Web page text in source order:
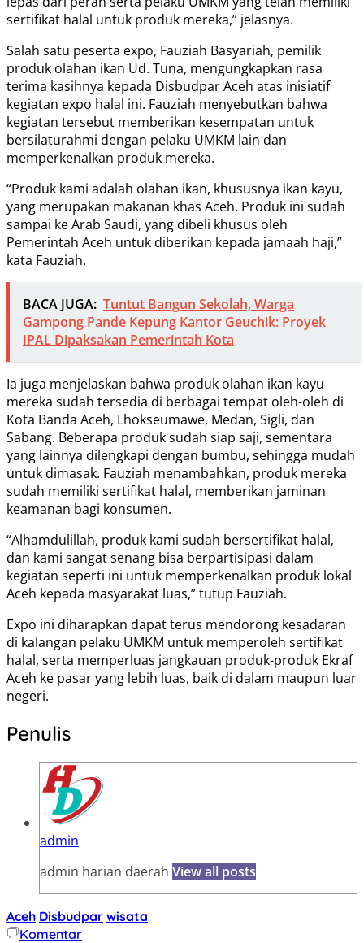
sertifikat halal untuk produk mereka,” jelasnya.
Salah satu peserta expo, Fauziah Basyariah, pemilik
produk olahan ikan Ud. Tuna, mengungkapkan rasa
terima kasihnya kepada Disbudpar Aceh atas inisiatif
kegiatan expo halal ini. Fauziah menyebutkan bahwa
kegiatan tersebut memberikan kesempatan untuk
bersilaturahmi dengan pelaku UMKM lain dan
memperkenalkan produk mereka.
“Produk kami adalah olahan ikan, khususnya ikan kayu,
yang merupakan makanan khas Aceh. Produk ini sudah
sampai ke Arab Saudi, yang dibeli khusus oleh
Pemerintah Aceh untuk diberikan kepada jamaah haji,”
kata Fauziah.
BACA JUGA: Tuntut Bangun Sekolah, Warga
Gampong Pande Kepung Kantor Geuchik: Proyek
IPAL Dipaksakan Pemerintah Kota
Ia juga menjelaskan bahwa produk olahan ikan kayu
mereka sudah tersedia di berbagai tempat oleh-oleh di
Kota Banda Aceh, Lhokseumawe, Medan, Sigli, dan
Sabang. Beberapa produk sudah siap saji, sementara
yang lainnya dilengkapi dengan bumbu, sehingga mudah
untuk dimasak. Fauziah menambahkan, produk mereka
sudah memiliki sertifikat halal, memberikan jaminan
keamanan bagi konsumen.
“Alhamdulillah, produk kami sudah bersertifikat halal,
dan kami sangat senang bisa berpartisipasi dalam
kegiatan seperti ini untuk memperkenalkan produk lokal
Aceh kepada masyarakat luas,” tutup Fauziah.
Expo ini diharapkan dapat terus mendorong kesadaran
di kalangan pelaku UMKM untuk memperoleh sertifikat
halal, serta memperluas jangkauan produk-produk Ekraf
Aceh ke pasar yang lebih luas, baik di dalam maupun luar
negeri.
Penulis
admin
admin harian daerah View all posts
Aceh Disbudpar wisata
Komentar